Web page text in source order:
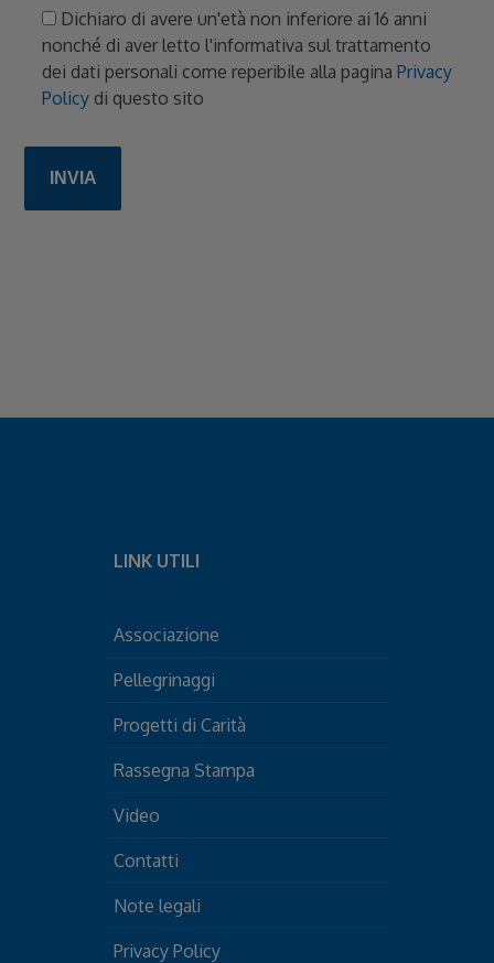
Dichiaro di avere un'età non inferiore ai 16 anni
nonché di aver letto l'informativa sul trattamento
dei dati personali come reperibile alla paginaPrivacy
Policy di questo sito
LINK UTILI
Associazione
Pellegrinaggi
Progetti di Carità
Rassegna Stampa
Video
Contatti
Note legali
Privacy Policy